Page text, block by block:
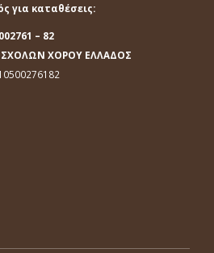
για καταθέσεις:
– 82
ΧΟΡΟΥ ΕΛΛΑΔΟΣ